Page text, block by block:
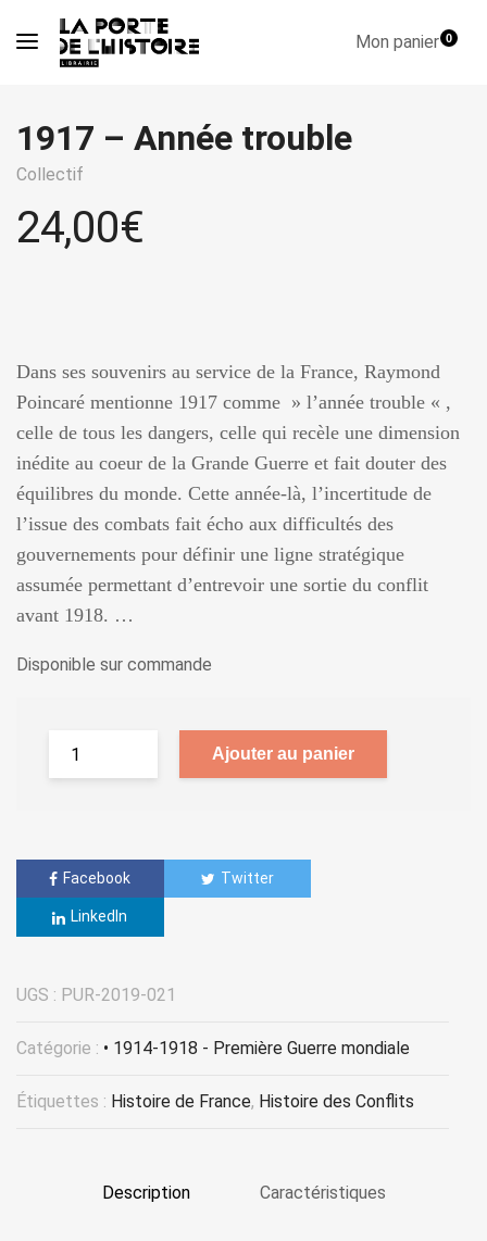
Mon panier0
1917 – Année trouble
Collectif
24,00€
Dans ses souvenirs au service de la France, Raymond
Poincaré mentionne 1917 comme » l’année trouble « ,
celle de tous les dangers, celle qui recèle une dimension
inédite au coeur de la Grande Guerre et fait douter des
équilibres du monde. Cette année-là, l’incertitude de
l’issue des combats fait écho aux difficultés des
gouvernements pour définir une ligne stratégique
assumée permettant d’entrevoir une sortie du conflit
avant 1918. …
Disponible sur commande
Ajouter au panier
Facebook Twitter
LinkedIn
UGS : PUR-2019-021
Catégorie : • 1914-1918 - Première Guerre mondiale
Étiquettes : Histoire de France, Histoire des Conflits
Description Caractéristiques